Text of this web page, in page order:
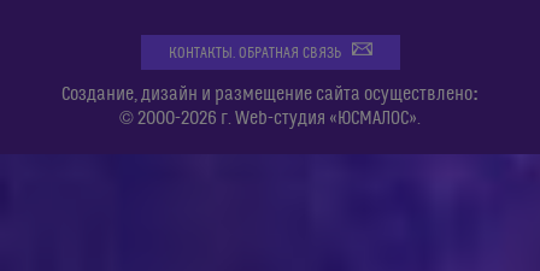
КОНТАКТЫ. ОБРАТНАЯ СВЯЗЬ
Создание, дизайн и размещение сайта осуществлено:
© 2000-2026 г. Web-студия «ЮСМАЛОС».